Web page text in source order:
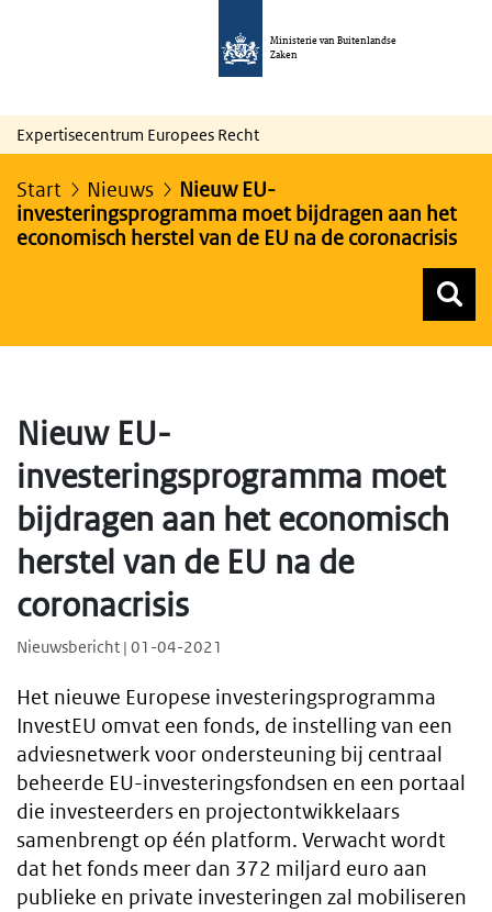
Ministerie van Buitenlandse
Zaken
Expertisecentrum Europees Recht
Start Nieuws
Nieuw EU-
investeringsprogramma moet bijdragen aan het
economisch herstel van de EU na de coronacrisis
Nieuw EU-
investeringsprogramma moet
bijdragen aan het economisch
herstel van de EU na de
coronacrisis
Nieuwsbericht | 01-04-2021
Het nieuwe Europese investeringsprogramma
InvestEU omvat een fonds, de instelling van een
adviesnetwerk voor ondersteuning bij centraal
beheerde EU-investeringsfondsen en een portaal
die investeerders en projectontwikkelaars
samenbrengt op één platform. Verwacht wordt
dat het fonds meer dan 372 miljard euro aan
publieke en private investeringen zal mobiliseren